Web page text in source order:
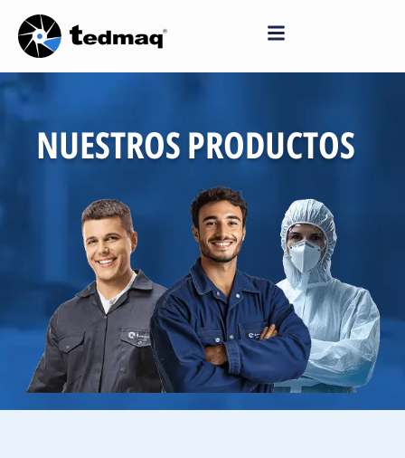
Saltar
al
contenido
NUESTROS PRODUCTOS